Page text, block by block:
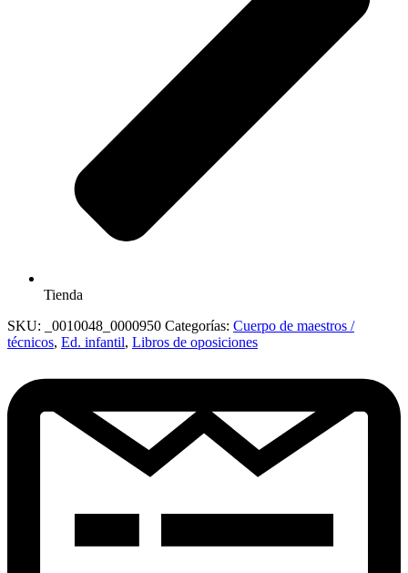
Tienda
SKU:
_0010048_0000950 Categorías: Cuerpo de maestros /
técnicos, Ed. infantil, Libros de oposiciones